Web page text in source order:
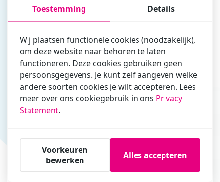
Vul hier bij voorkeur het e-mailadres in waarmee je
zakelijk/administratief correspondeert
Is de contactpersoon ook een cursist?
Ja
Cursisten
Voeg cursisten toe
Toestemming Details
Wij plaatsen functionele cookies (noodzakelijk),
om deze website naar behoren te laten
functioneren. Deze cookies gebruiken geen
persoonsgegevens. Je kunt zelf aangeven welke
andere soorten cookies je wilt accepteren. Lees
meer over ons cookiegebruik in ons Privacy
Statement.
Voorkeuren
bewerken
Alles accepteren